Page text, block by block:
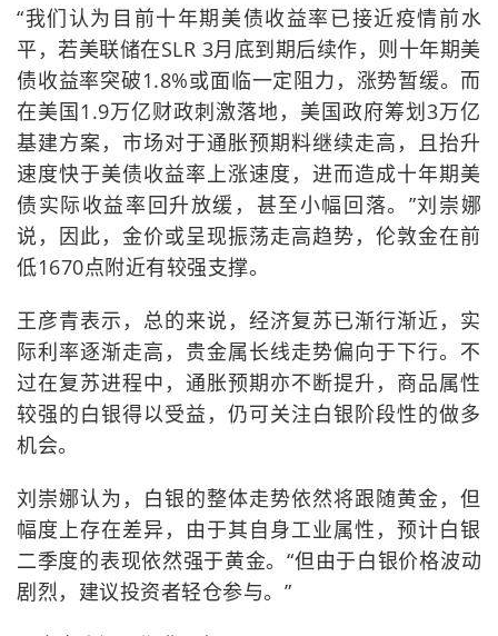
“我们认为目前十年期美债收益率已接近疫情前水
平，若美联储在SLR 3月底到期后续作，则十年期美
债收益率突破1.8%或面临一定阻力，涨势暂缓。而
在美国1.9万亿财政刺激落地，美国政府筹划3万亿
基建方案，市场对于通胀预期料继续走高，且抬升
速度快于美债收益率上涨速度，进而造成十年期美
债实际收益率回升放缓，甚至小幅回落。”刘崇娜
说，因此，金价或呈现振荡走高趋势，伦敦金在前
低1670点附近有较强支撑。
王彦青表示，总的来说，经济复苏已渐行渐近，实
际利率逐渐走高，贵金属长线走势偏向于下行。不
过在复苏进程中，通胀预期亦不断提升，商品属性
较强的白银得以受益，仍可关注白银阶段性的做多
机会。
刘崇娜认为，白银的整体走势依然将跟随黄金，但
幅度上存在差异，由于其自身工业属性，预计白银
二季度的表现依然强于黄金。“但由于白银价格波动
剧烈，建议投资者轻仓参与。”